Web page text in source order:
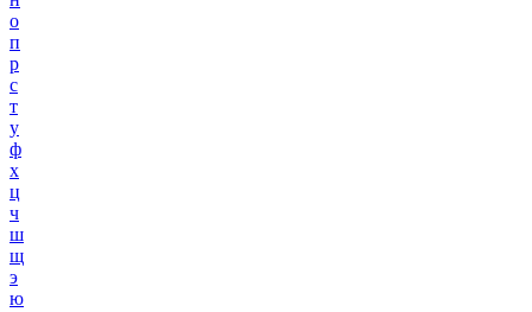
о
п
р
с
т
у
ф
х
ц
ч
ш
щ
э
ю